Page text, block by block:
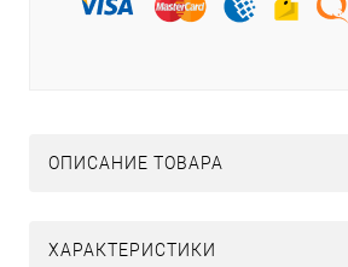
ОПИСАНИЕ ТОВАРА
ХАРАКТЕРИСТИКИ